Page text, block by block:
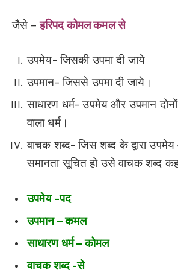
जैसे –हरिपद कोमल कमल से
उपमेय- जिसकी उपमा दी जाये
उपमान- जिससे उपमा दी जाये।
साधारण धर्म- उपमेय और उपमान
वाला धर्म।
वाचक शब्द- जिस शब्द के द्वारा
समानता सूचित हो उसे वाचक शब्द
उपमेय -पद
उपमान – कमल
साधारण धर्म – कोमल
वाचक शब्द -से